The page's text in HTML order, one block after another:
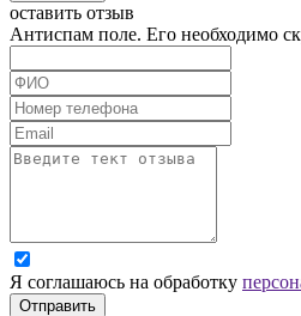
оставить отзыв
Антиспам поле. Его необходимо
Я соглашаюсь на обработку
Отправить